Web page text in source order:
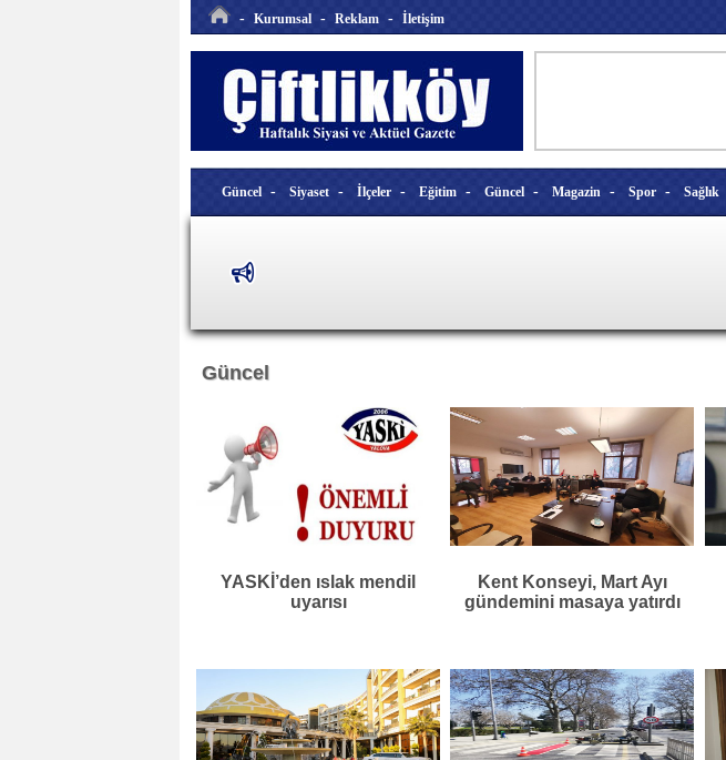
- Kurumsal - Reklam - İletişim
Güncel - Siyaset - İlçeler - Eğitim - Güncel - Magazin - Spor - Sağlık
Güncel
YASKİ’den ıslak mendil
uyarısı
Kent Konseyi, Mart Ayı
gündemini masaya yatırdı